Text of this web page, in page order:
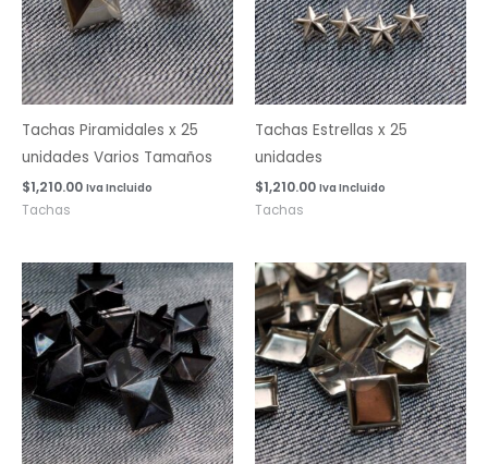
Tachas Piramidales x 25
unidades Varios Tamaños
$1,210.00 Iva Incluido
Tachas
Tachas Estrellas x 25
unidades
$1,210.00 Iva Incluido
Tachas